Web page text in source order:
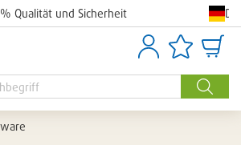
Qualität und Sicherheit
Suche
AnmeldenArtikellisten